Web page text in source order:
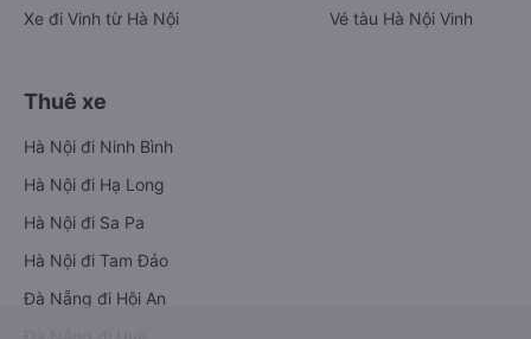
Xe đi Vinh từ Hà Nội
Vé tàu Hà Nội Vinh
Thuê xe
Hà Nội đi Ninh Bình
Hà Nội đi Hạ Long
Hà Nội đi Sa Pa
Hà Nội đi Tam Đảo
Đà Nẵng đi Hội An